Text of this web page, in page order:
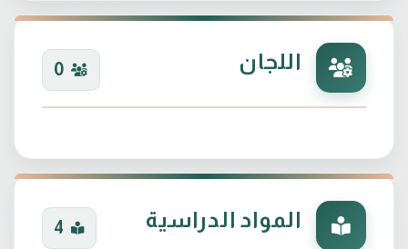
اللجان 0
المواد الدراسية 4